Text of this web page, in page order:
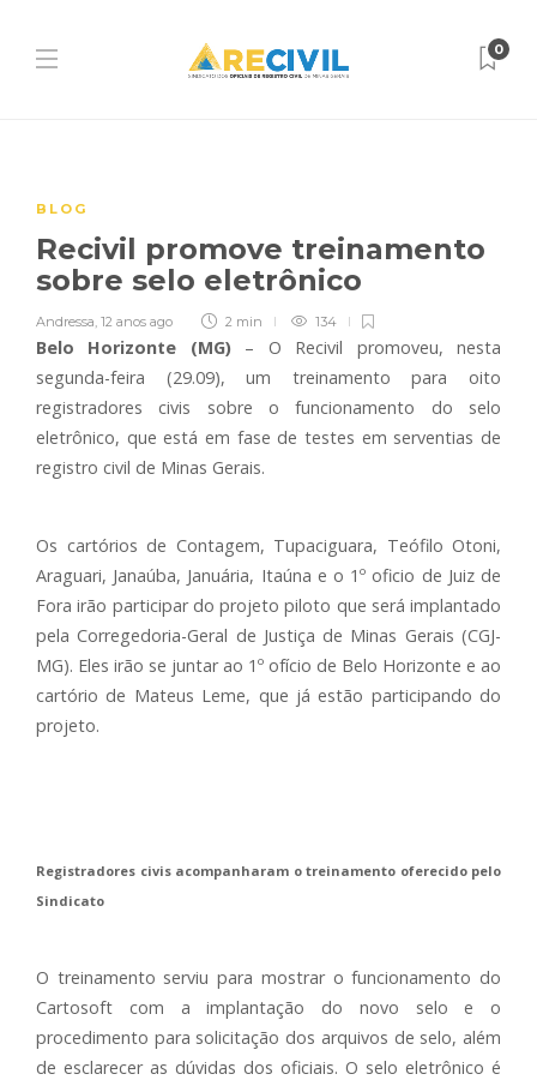
0
BLOG
Recivil promove treinamento
sobre selo eletrônico
Andressa, 12 anos ago 2 min 134
Belo Horizonte (MG)– O Recivil promoveu, nesta
segunda-feira (29.09), um treinamento para oito
registradores civis sobre o funcionamento do selo
eletrônico, que está em fase de testes em serventias de
registro civil de Minas Gerais.
Os cartórios de Contagem, Tupaciguara, Teófilo Otoni,
Araguari, Janaúba, Januária, Itaúna e o 1º oficio de Juiz de
Fora irão participar do projeto piloto que será implantado
pela Corregedoria-Geral de Justiça de Minas Gerais (CGJ-
MG). Eles irão se juntar ao 1º ofício de Belo Horizonte e ao
cartório de Mateus Leme, que já estão participando do
projeto.
Registradores civis acompanharam o treinamento oferecido pelo
Sindicato
O treinamento serviu para mostrar o funcionamento do
Cartosoft com a implantação do novo selo e o
procedimento para solicitação dos arquivos de selo, além
de esclarecer as dúvidas dos oficiais. O selo eletrônico é